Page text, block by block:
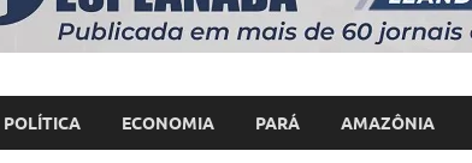
POLÍTICA ECONOMIA PARÁ AMAZÔNIA